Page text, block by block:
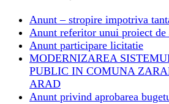
Anunt – stropire impotriva
Anunt referitor unui proiect de
Anunt participare licitatie
MODERNIZAREA
PUBLIC IN COMUNA
ARAD
Anunt privind aprobarea